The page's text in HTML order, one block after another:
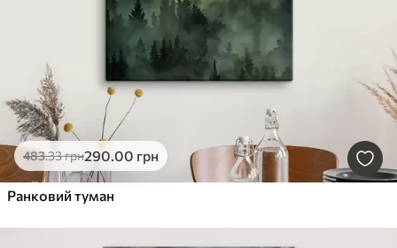
483.33грн290.00 грн
Ранковий туман